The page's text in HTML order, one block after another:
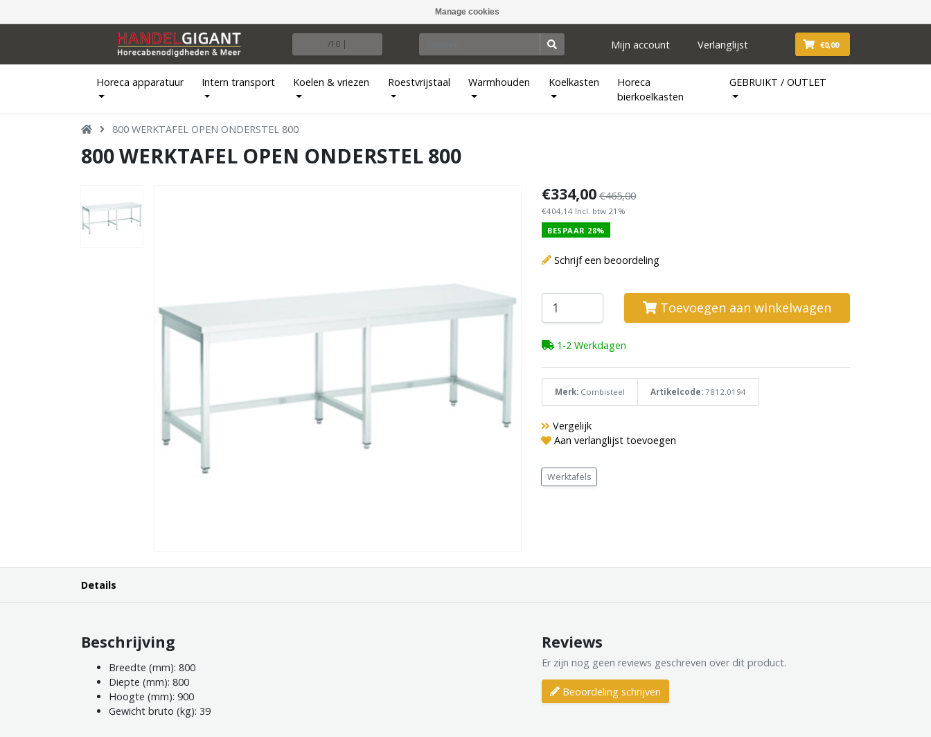
Manage cookies
/10 | Mijn account Verlanglijst €0,00
Horeca apparatuur Intern transport Koelen & vriezen Roestvrijstaal Warmhouden Koelkasten
Horeca
bierkoelkasten
GEBRUIKT / OUTLET
800 WERKTAFEL OPEN ONDERSTEL 800
800 WERKTAFEL OPEN ONDERSTEL 800
€334,00 €465,00
€404,14 Incl. btw 21%
BESPAAR 28%
Schrijf een beoordeling
Toevoegen aan winkelwagen
1-2 Werkdagen
Merk: Combisteel Artikelcode: 7812.0194
Vergelijk
Aan verlanglijst toevoegen
Werktafels
Details
Beschrijving
Breedte (mm): 800
Diepte (mm): 800
Hoogte (mm): 900
Gewicht bruto (kg): 39
Reviews
Er zijn nog geen reviews geschreven over dit product.
Beoordeling schrijven